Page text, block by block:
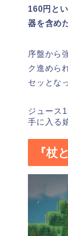
160円と
器を含め
序盤から
ク進めら
セッとな
ジュース
手に入る
『杖